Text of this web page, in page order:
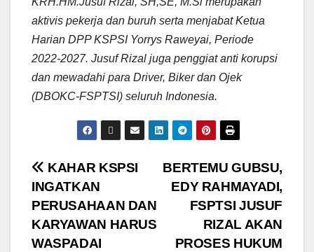
aktivis pekerja dan buruh serta menjabat Ketua
Harian DPP KSPSI Yorrys Raweyai, Periode
2022-2027. Jusuf Rizal juga penggiat anti korupsi
dan mewadahi para Driver, Biker dan Ojek
(DBOKC-FSPTSI) seluruh Indonesia.
BERTEMU GUBSU,
EDY RAHMAYADI,
FSPTSI JUSUF
RIZAL AKAN
PROSES HUKUM
KAHAR KSPSI
INGATKAN
PERUSAHAAN DAN
KARYAWAN HARUS
WASPADAI